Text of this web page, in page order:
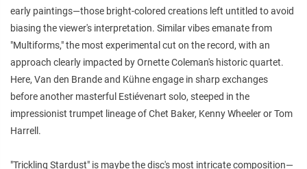
early paintings—those bright-colored creations left untitled to avoid
biasing the viewer's interpretation. Similar vibes emanate from
"Multiforms," the most experimental cut on the record, with an
approach clearly impacted by Ornette Coleman's historic quartet.
Here, Van den Brande and Kühne engage in sharp exchanges
before another masterful Estiévenart solo, steeped in the
impressionist trumpet lineage of Chet Baker, Kenny Wheeler or Tom
Harrell.
"Trickling Stardust" is maybe the disc's most intricate composition—